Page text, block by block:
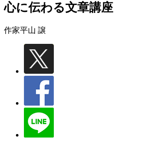
心に伝わる文章講座
作家平山 譲